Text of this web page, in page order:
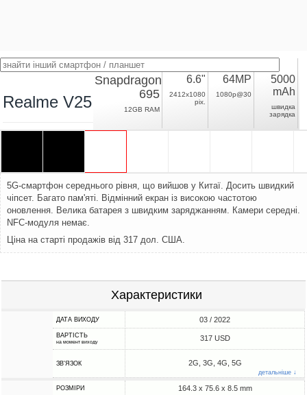
Realme V25
Snapdragon
695
12GB RAM
6.6"
2412x1080
pix.
64MP
1080p@30
5000
mAh
швидка
зарядка
5G-смартфон середнього рівня, що вийшов у Китаї. Досить швидкий
чіпсет. Багато пам'яті. Відмінний екран із високою частотою
оновлення. Велика батарея з швидким заряджанням. Камери середні.
NFC-модуля немає.
Ціна на старті продажів від 317 дол. США.
Характеристики
ДАТА ВИХОДУ 03 / 2022
ВАРТІСТЬ
на момент виходу 317 USD
ЗВ'ЯЗОК 2G, 3G, 4G, 5G
детальніше ↓
РОЗМІРИ 164.3 x 75.6 x 8.5 mm